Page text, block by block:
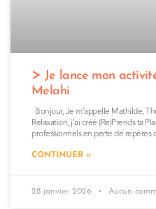
Je lance mon
Melahi
Bonjour, Je m’appelle Mathilde,
Relaxation, j’ai créé (Re)Prends ta
professionnels en perte de repères
CONTINUER »
28 janvier 2026 Aucun